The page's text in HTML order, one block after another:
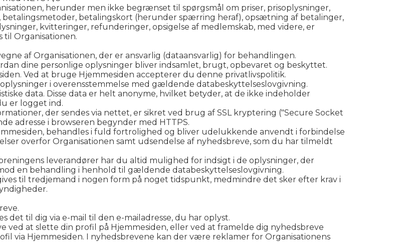
herunder men ikke begrænset til spørgsmål om priser, prisoplysninger,
betalingskort (herunder spærring heraf), opsætning af betalinger,
kvitteringer, refunderinger, opsigelse af medlemskab, med videre, er
til Organisationen.
af Organisationen, der er ansvarlig (dataansvarlig) for behandlingen.
dine personlige oplysninger bliver indsamlet, brugt, opbevaret og beskyttet.
Ved at bruge Hjemmesiden accepterer du denne privatlivspolitik.
i overensstemmelse med gældende databeskyttelseslovgivning.
data. Disse data er helt anonyme, hvilket betyder, at de ikke indeholder
er logget ind.
der sendes via nettet, er sikret ved brug af SSL kryptering ("Secure Socket
adresse i browseren begynder med HTTPS.
behandles i fuld fortrolighed og bliver udelukkende anvendt i forbindelse
overfor Organisationen samt udsendelse af nyhedsbreve, som du har tilmeldt
leverandører har du altid mulighed for indsigt i de oplysninger, der
en behandling i henhold til gældende databeskyttelseslovgivning.
til tredjemand i nogen form på noget tidspunkt, medmindre det sker efter krav i
det til dig via e-mail til den e-mailadresse, du har oplyst.
ved at slette din profil på Hjemmesiden, eller ved at framelde dig nyhedsbreve
via Hjemmesiden. I nyhedsbrevene kan der være reklamer for Organisationens